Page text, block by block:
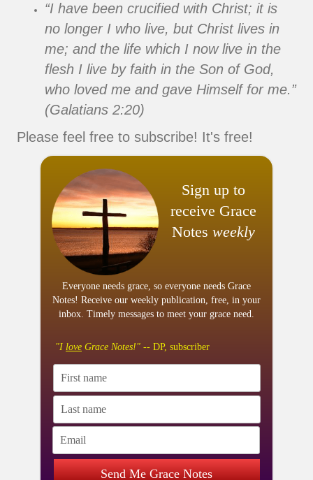
“I have been crucified with Christ; it is
no longer I who live, but Christ lives in
me; and the life which I now live in the
flesh I live by faith in the Son of God,
who loved me and gave Himself for me.”
(Galatians 2:20)
Please feel free to subscribe! It's free!
Sign up to
receive Grace
Notes weekly
Everyone needs grace, so everyone needs Grace
Notes! Receive our weekly publication, free, in your
inbox. Timely messages to meet your grace need.
"I love Grace Notes!" -- DP, subscriber
Send Me Grace Notes